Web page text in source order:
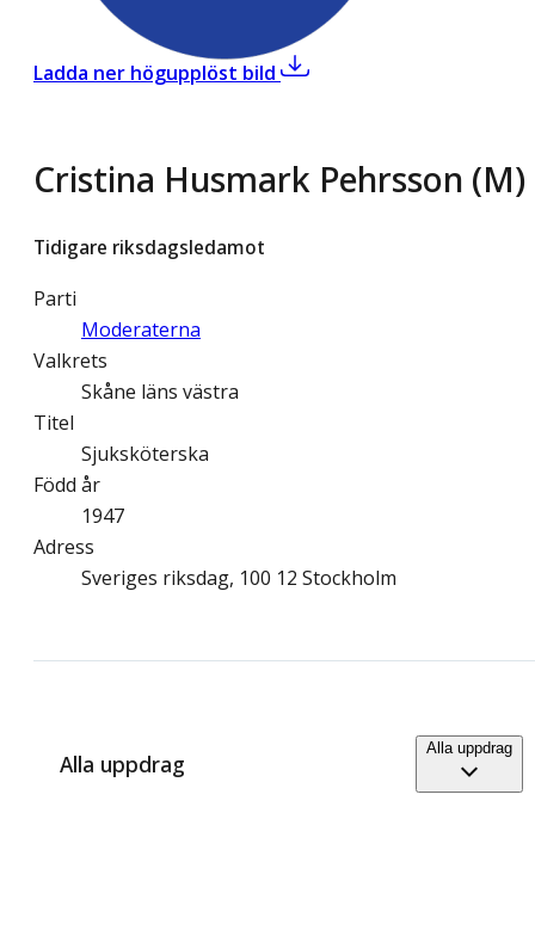
Ladda ner högupplöst bild ,Cristina Husmark
Cristina Husmark Pehrsson (M)
Tidigare riksdagsledamot
Parti
Moderaterna
Valkrets
Skåne läns västra
Titel
Sjuksköterska
Född år
1947
Adress
Sveriges riksdag, 100 12 Stockholm
Alla uppdrag
Alla uppdrag